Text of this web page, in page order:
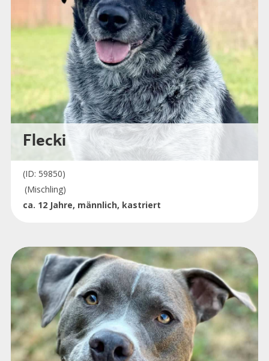
Flecki
(ID: 59850)
(Mischling)
ca. 12 Jahre, männlich, kastriert